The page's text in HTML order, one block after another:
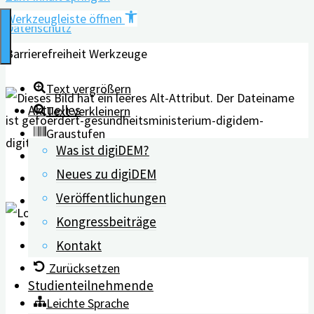
Aktuelles
Was ist digiDEM?
Neues zu digiDEM
Veröffentlichungen
Kongressbeiträge
Kontakt
Studienteilnehmende
Datenschutz
Werkzeugleiste öffnen
Barrierefreiheit Werkzeuge
Text vergrößern
Text verkleinern
Graustufen
Hoher Kontrast
Negativer Kontrast
Heller Hintergrund
Links unterstreichen
Lesbarkeit erhöhen
Zurücksetzen
Leichte Sprache